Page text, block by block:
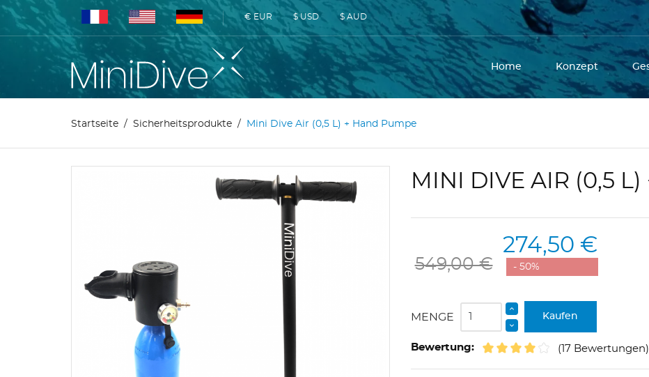
€ EUR $ USD $ AUD
Home Konzept
Startseite Sicherheitsprodukte Mini Dive Air (0,5 L) + Hand Pumpe
MINI DIVE AIR (0,5
549,00 €
274,50 €
- 50%
MENGE Kaufen
Bewertung: (17 Bewertungen)